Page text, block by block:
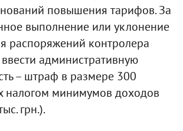
повышения тарифов. За
выполнение или уклонение
распоряжений контролера
административную
– штраф в размере 300
налогом минимумов доходов
грн.).